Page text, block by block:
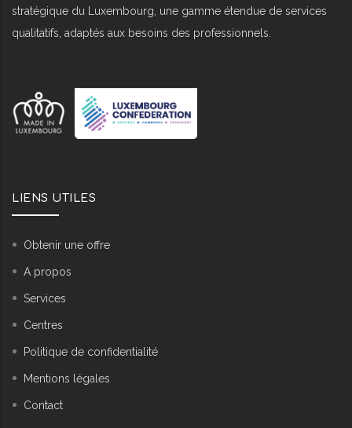
stratégique du Luxembourg, une gamme étendue de services
qualitatifs, adaptés aux besoins des professionnels.
LIENS UTILES
Obtenir une offre
A propos
Services
Centres
Politique de confidentialité
Mentions légales
Contact